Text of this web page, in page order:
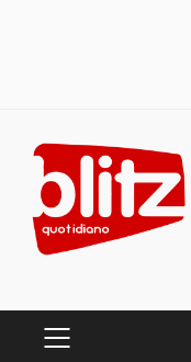
content
PRIMARY